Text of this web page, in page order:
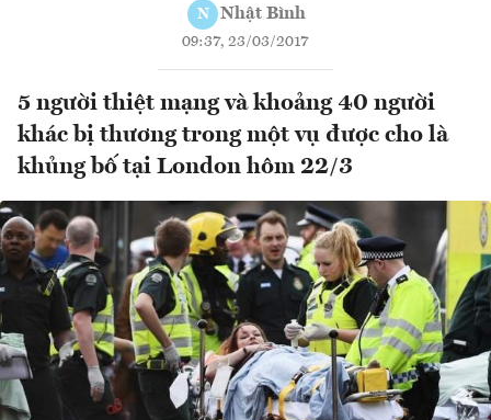
N Nhật Bình
09:37, 23/03/2017
5 người thiệt mạng và khoảng 40 người
khác bị thương trong một vụ được cho là
khủng bố tại London hôm 22/3